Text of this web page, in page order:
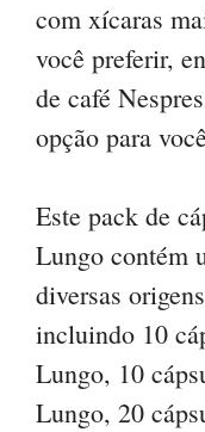
com xícaras
você preferir,
de café
opção para
Este pack de
Lungo contém
diversas
incluindo 10
Lungo, 10
Lungo, 20